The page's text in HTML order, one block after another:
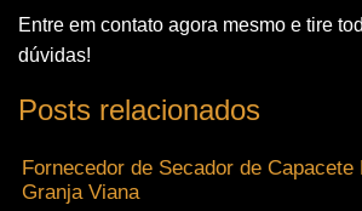
Entre em contato agora mesmo e tire
dúvidas!
Posts relacionados
Fornecedor de Secador de Capacete
Granja Viana